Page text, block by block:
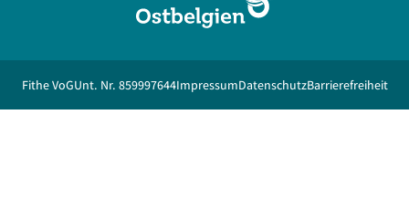
Fithe VoGUnt. Nr. 859997644ImpressumDatenschutzBarrierefreiheit